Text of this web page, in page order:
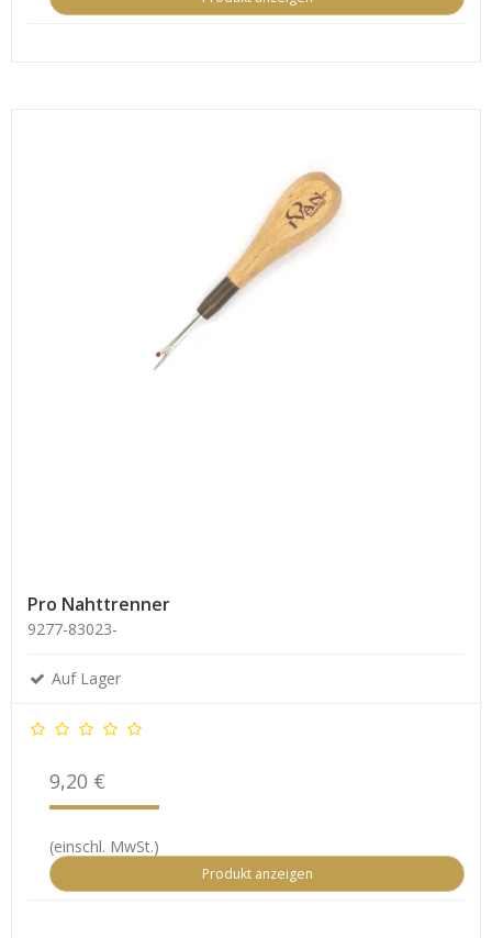
Pro Nahttrenner
9277-83023-
Auf Lager
9,20 €
(einschl. MwSt.)
Produkt anzeigen